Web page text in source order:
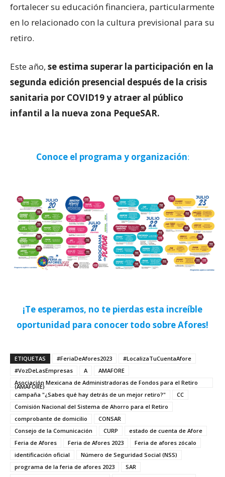
fortalecer su educación financiera, particularmente
en lo relacionado con la cultura previsional para su
retiro.
Este año, se estima superar la participación en la
segunda edición presencial después de la crisis
sanitaria por COVID19 y atraer al público
infantil a la nueva zona PequeSAR.
Conoce el programa y organización:
¡Te esperamos, no te pierdas esta increíble
oportunidad para conocer todo sobre Afores!
ETIQUETAS #FeriaDeAfores2023
#LocalizaTuCuentaAfore
#VozDeLasEmpresas
A
AMAFORE
Asociación Mexicana de Administradoras de Fondos para el Retiro
(AMAFORE)
campaña "¿Sabes qué hay detrás de un mejor retiro?"
CC
Comisión Nacional del Sistema de Ahorro para el Retiro
comprobante de domicilio
CONSAR
Consejo de la Comunicación
CURP
estado de cuenta de Afore
Feria de Afores
Feria de Afores 2023
Feria de afores zócalo
identificación oficial
Número de Seguridad Social (NSS)
programa de la feria de afores 2023
SAR